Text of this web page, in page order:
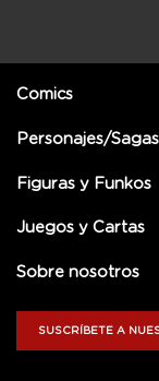
Comics
Personajes/Sagas
Figuras y Funkos
Juegos y Cartas
Sobre nosotros
SUSCRÍBETE A